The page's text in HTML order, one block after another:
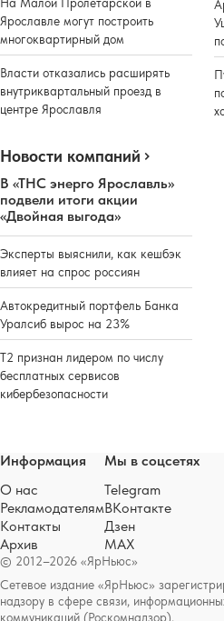
Ярославле могут построить
многоквартирный дом
Власти отказались расширять
внутриквартальный проезд в
центре Ярославля
Новости компаний
В «ТНС энерго Ярославль»
подвели итоги акции
«Двойная выгода»
Эксперты выяснили, как кешбэк
влияет на спрос россиян
Автокредитный портфель Банка
Уралсиб вырос на 23%
Т2 признан лидером по числу
бесплатных сервисов
кибербезопасности
© 2012–2026 «ЯрНьюс»
Сетевое издание «ЯрНьюс»
надзору в сфере связи,
коммуникаций (Роскомнадзор).
Информация
О нас
Рекламодателям
Контакты
Архив
Мы в соцсетях
Telegram
ВКонтакте
Дзен
MAX